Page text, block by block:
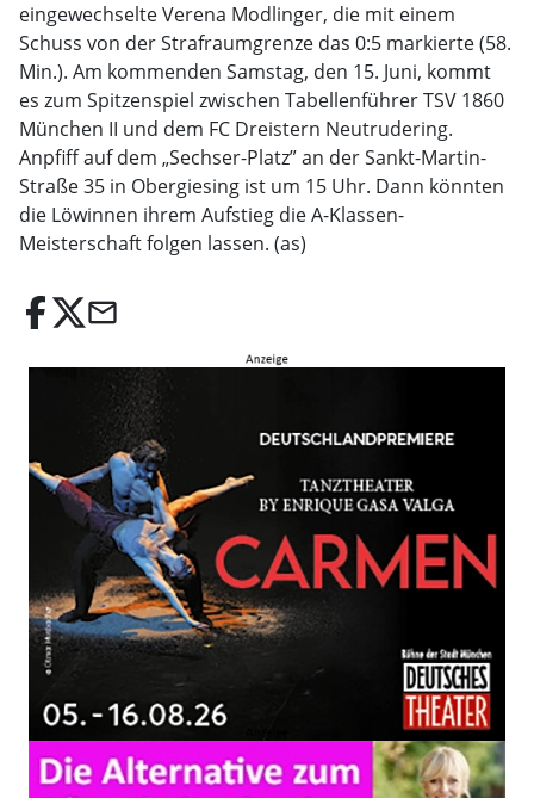
eingewechselte Verena Modlinger, die mit einem
Schuss von der Strafraumgrenze das 0:5 markierte (58.
Min.). Am kommenden Samstag, den 15. Juni, kommt
es zum Spitzenspiel zwischen Tabellenführer TSV 1860
München II und dem FC Dreistern Neutrudering.
Anpfiff auf dem „Sechser-Platz” an der Sankt-Martin-
Straße 35 in Obergiesing ist um 15 Uhr. Dann könnten
die Löwinnen ihrem Aufstieg die A-Klassen-
Meisterschaft folgen lassen. (as)
email